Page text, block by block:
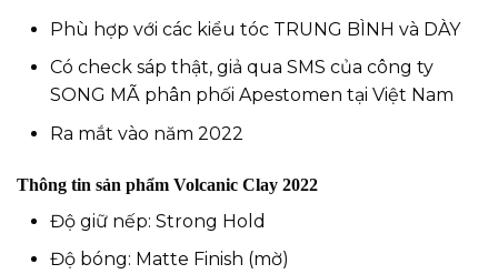
Phù hợp với các kiểu tóc TRUNG BÌNH và DÀY
Có check sáp thật, giả qua SMS của công ty
SONG MÃ phân phối Apestomen tại Việt Nam
Ra mắt vào năm 2022
Thông tin sản phẩm Volcanic Clay 2022
Độ giữ nếp: Strong Hold
Độ bóng: Matte Finish (mờ)